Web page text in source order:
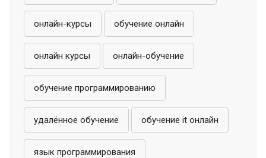
онлайн-курсы обучение онлайн
онлайн курсы онлайн-обучение
обучение программированию
удалённое обучение обучение it онлайн
язык программирования